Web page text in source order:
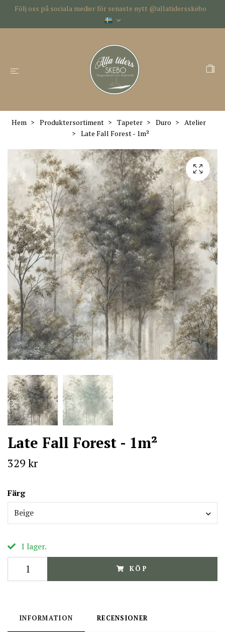
Följ oss på sociala medier för senaste nytt @allatidersskebo
Hem Produktersortiment Tapeter Duro
Atelier
Late Fall Forest - 1m²
Late Fall Forest - 1m²
329 kr
Färg
Beige
I lager.
KÖP
INFORMATION RECENSIONER